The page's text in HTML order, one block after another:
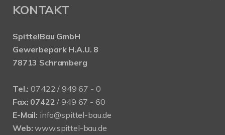
KONTAKT
SpittelBau GmbH
Gewerbepark H.A.U. 8
78713 Schramberg
Tel.: 07422 / 949 67 - 0
Fax: 07422 / 949 67 - 60
E-Mail: info@spittel-bau.de
Web: www.spittel-bau.de